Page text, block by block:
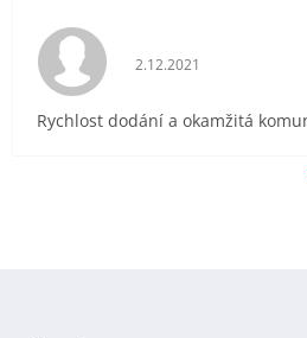
Hodnocení obchodu
2.12.2021
Rychlost dodání a okamžitá